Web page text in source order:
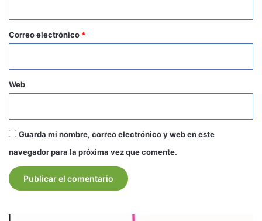
o
*
Correo electrónico *
Web
Guarda mi nombre, correo electrónico y web en este
navegador para la próxima vez que comente.